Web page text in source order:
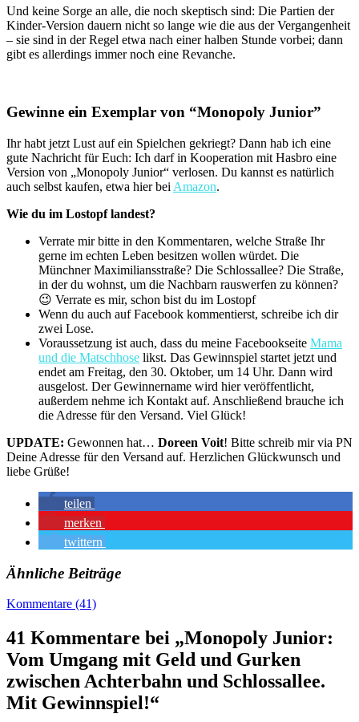
Und keine Sorge an alle, die noch skeptisch sind: Die Partien der
Kinder-Version dauern nicht so lange wie die aus der Vergangenheit
– sie sind in der Regel etwa nach einer halben Stunde vorbei; dann
gibt es allerdings immer noch eine Revanche.
Gewinne ein Exemplar von “Monopoly Junior”
Ihr habt jetzt Lust auf ein Spielchen gekriegt? Dann hab ich eine
gute Nachricht für Euch: Ich darf in Kooperation mit Hasbro eine
Version von „Monopoly Junior“ verlosen. Du kannst es natürlich
auch selbst kaufen, etwa hier bei Amazon.
Wie du im Lostopf landest?
Verrate mir bitte in den Kommentaren, welche Straße Ihr
gerne im echten Leben besitzen wollen würdet. Die
Münchner Maximiliansstraße? Die Schlossallee? Die Straße,
in der du wohnst, um die Nachbarn rauswerfen zu können?
😉 Verrate es mir, schon bist du im Lostopf
Wenn du auch auf Facebook kommentierst, schreibe ich dir
zwei Lose.
Voraussetzung ist auch, dass du meine Facebookseite Mama
und die Matschhose likst. Das Gewinnspiel startet jetzt und
endet am Freitag, den 30. Oktober, um 14 Uhr. Dann wird
ausgelost. Der Gewinnername wird hier veröffentlicht,
außerdem nehme ich Kontakt auf. Anschließend brauche ich
die Adresse für den Versand. Viel Glück!
UPDATE: Gewonnen hat… Doreen Voit! Bitte schreib mir via PN
Deine Adresse für den Versand auf. Herzlichen Glückwunsch und
liebe Grüße!
teilen
merken
twittern
Ähnliche Beiträge
Kommentare (41)
41 Kommentare bei „Monopoly Junior:
Vom Umgang mit Geld und Gurken
zwischen Achterbahn und Schlossallee.
Mit Gewinnspiel!“